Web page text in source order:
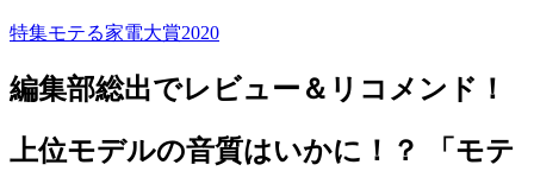
特集モテる家電大賞2020
編集部総出でレビュー＆リコメンド！
上位モデルの音質はいかに！？ 「モテ